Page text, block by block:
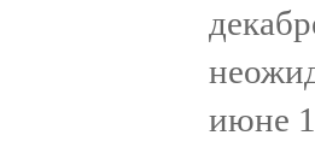
июне